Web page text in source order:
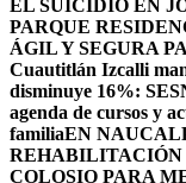
EL SUICIDIO EN
PARQUE
ÁGIL Y SEGURA
Cuautitlán Izcalli
disminuye 16%:
agenda de cursos y
familiaEN
REHABILITACIÓN
COLOSIO PARA